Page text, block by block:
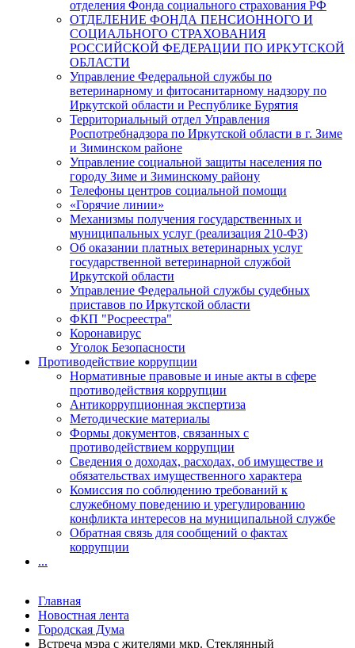
отделения Фонда социального страхования РФ
ОТДЕЛЕНИЕ ФОНДА ПЕНСИОННОГО И
СОЦИАЛЬНОГО СТРАХОВАНИЯ
РОССИЙСКОЙ ФЕДЕРАЦИИ ПО ИРКУТСКОЙ
ОБЛАСТИ
Управление Федеральной службы по
ветеринарному и фитосанитарному надзору по
Иркутской области и Республике Бурятия
Территориальный отдел Управления
Роспотребнадзора по Иркутской области в г. Зиме
и Зиминском районе
Управление социальной защиты населения по
городу Зиме и Зиминскому району
Телефоны центров социальной помощи
«Горячие линии»
Механизмы получения государственных и
муниципальных услуг (реализация 210-ФЗ)
Об оказании платных ветеринарных услуг
государственной ветеринарной службой
Иркутской области
Управление Федеральной службы судебных
приставов по Иркутской области
ФКП "Росреестра"
Коронавирус
Уголок Безопасности
Противодействие коррупции
Нормативные правовые и иные акты в сфере
противодействия коррупции
Антикоррупционная экспертиза
Методические материалы
Формы документов, связанных с
противодействием коррупции
Сведения о доходах, расходах, об имуществе и
обязательствах имущественного характера
Комиссия по соблюдению требований к
служебному поведению и урегулированию
конфликта интересов на муниципальной службе
Обратная связь для сообщений о фактах
коррупции
...
Главная
Новостная лента
Городская Дума
Встреча мэра с жителями мкр. Стеклянный